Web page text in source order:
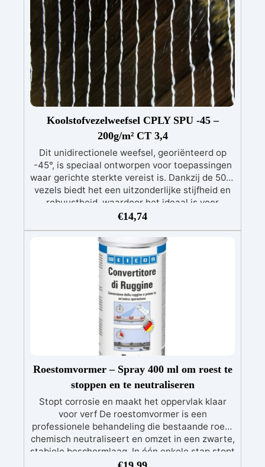
scheurtjes en oneffenheden.
Professionele
en gecertificeerde oplossing – Met Verklaring
van Prestatie (DoP) volgens EU-normen.
Koolstofvezelweefsel CPLY SPU -45 –
200g/m² CT 3,4
Dit unidirectionele weefsel, georiënteerd op
-45°, is speciaal ontworpen voor toepassingen
waar gerichte sterkte vereist is. Dankzij de 50K-
vezels biedt het een uitzonderlijke stijfheid en
robuustheid, waardoor het ideaal is voor
grootschalige en complexe constructies. Het is
vacuümtechnieken en harsinfusie, wat het een
veelzijdige technische oplossing maakt voor
hoogwaardige projecten.
€14,74
Roestomvormer – Spray 400 ml om roest te
stoppen en te neutraliseren
Stopt corrosie en maakt het oppervlak klaar
voor verf De roestomvormer is een
professionele behandeling die bestaande roest
chemisch neutraliseert en omzet in een zwarte,
stabiele beschermlaag. In één enkele stap stopt
het product corrosie, verzegelt het oppervlak